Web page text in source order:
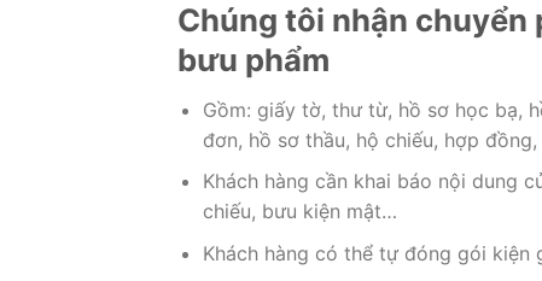
Chúng tôi nhận chuyển
bưu phẩm
Gồm: giấy tờ, thư từ, hồ sơ học bạ,
đơn, hồ sơ thầu, hộ chiếu, hợp
Khách hàng cần khai báo nội dung
chiếu, bưu kiện mật…
Khách hàng có thể tự đóng gói